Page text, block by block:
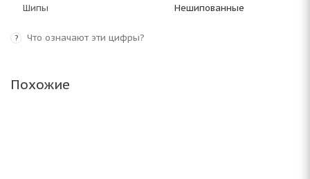
Шипы Нешипованные
? Что означают эти цифры?
Похожие